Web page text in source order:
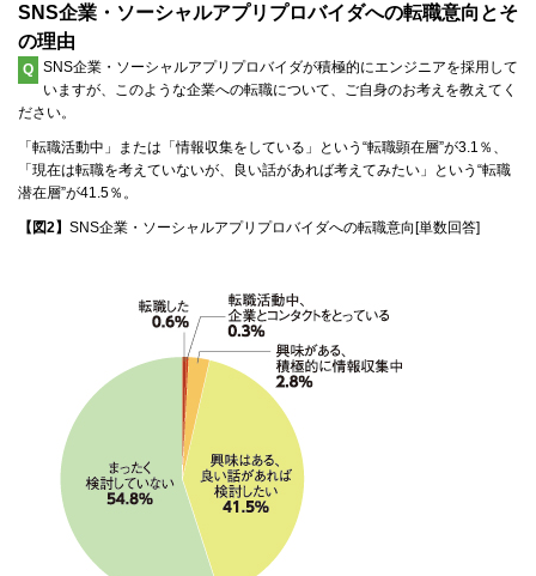
SNS企業・ソーシャルアプリプロバイダへの転職意向とそ
の理由
Q SNS企業・ソーシャルアプリプロバイダが積極的にエンジニアを採用して
いますが、このような企業への転職について、ご自身のお考えを教えてく
ださい。
「転職活動中」または「情報収集をしている」という“転職顕在層”が3.1％、
「現在は転職を考えていないが、良い話があれば考えてみたい」という“転職
潜在層”が41.5％。
【図2】 SNS企業・ソーシャルアプリプロバイダへの転職意向[単数回答]